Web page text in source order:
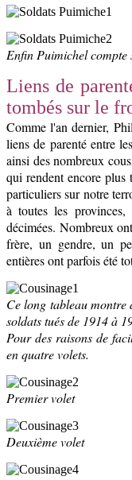
Enfin Puimichel compte
Liens de
tombés sur le
Comme l'an dernier,
liens de parenté entre
ainsi des nombreux
qui rendent encore plus
particuliers sur notre
à toutes les
décimées. Nombreux
frère, un gendre, un
entières ont parfois été
Ce long tableau montre
soldats tués de 1914 à
Pour des raisons de
en quatre volets.
Premier volet
Deuxième volet